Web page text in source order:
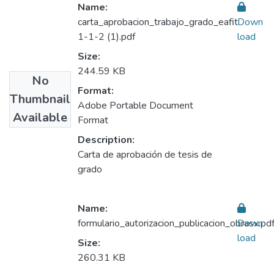
No
Thumbnail
Available
Name:
carta_aprobacion_trabajo_grado_eafit
1-1-2 (1).pdf
Size:
244.59 KB
Format:
Adobe Portable Document
Format
Description:
Carta de aprobación de tesis de
grado
Down
load
Name:
formulario_autorizacion_publicacion_obrasx.pdf
Size:
260.31 KB
Down
load